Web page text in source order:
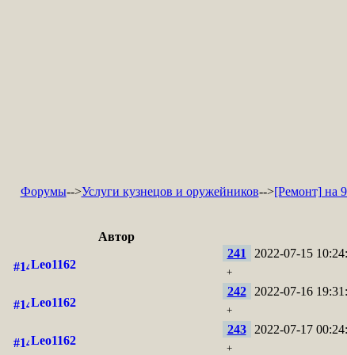
Форумы-->Услуги кузнецов и оружейников-->[Ремонт] на
Автор
Leo1162
241 2022-07-15
+
Leo1162
242 2022-07-16
+
Leo1162
243 2022-07-17
+